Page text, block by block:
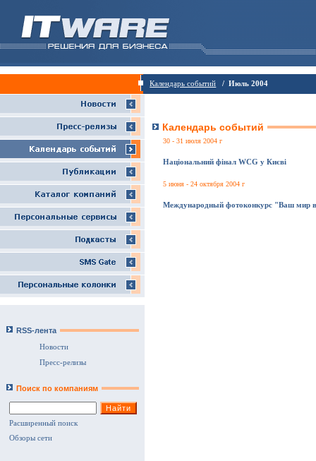
Календарь событий / Июль 2004
RSS-лента
Новости
Пресс-релизы
Поиск по компаниям
Расширенный поиск
Обзоры сети
Календарь событий
30 - 31 июля 2004 г
Нацiональний фiнал WCG у Києвi
5 июня - 24 октября 2004 г
Международный фотоконкурс "Ваш мир в